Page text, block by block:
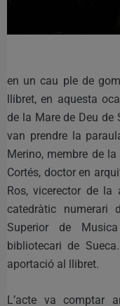
en un cau ple de
llibret, en aquesta
de la Mare de Deu de
van prendre la
Merino, membre de
Cortés, doctor en
Ros, vicerector de
catedràtic numerari
Superior de
bibliotecari de
aportació al llibret.
L’acte va comptar